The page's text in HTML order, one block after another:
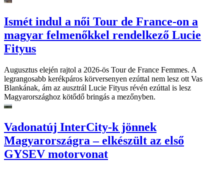
Ismét indul a női Tour de France-on a
magyar felmenőkkel rendelkező Lucie
Fityus
Augusztus elején rajtol a 2026-ös Tour de France Femmes. A
legrangosabb kerékpáros körversenyen ezúttal nem lesz ott Vas
Blankának, ám az ausztrál Lucie Fityus révén ezúttal is lesz
Magyarországhoz kötődő bringás a mezőnyben.
Vadonatúj InterCity-k jönnek
Magyarországra – elkészült az első
GYSEV motorvonat